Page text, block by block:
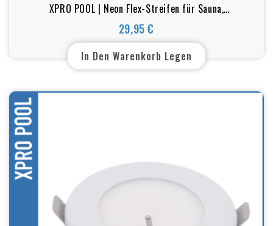
XPRO POOL | Neon Flex-Streifen für Sauna,
hitzebeständig bis 105 °C - IP67
29,95 €
Preis
In Den Warenkorb Legen